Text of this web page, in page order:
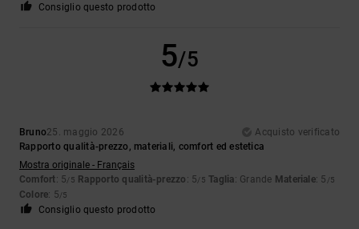
Consiglio questo prodotto
5/5
Bruno25. maggio 2026
Acquisto verificato
Rapporto qualità-prezzo, materiali, comfort ed estetica
Mostra originale - Français
Comfort: 5/5 Rapporto qualità-prezzo : 5/5 Taglia: Grande Materiale: 5 /5
Colore: 5/5
Consiglio questo prodotto